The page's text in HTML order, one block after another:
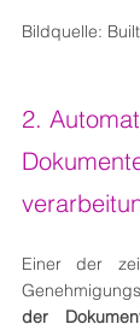
Bildquelle:
2.
Einer der
der